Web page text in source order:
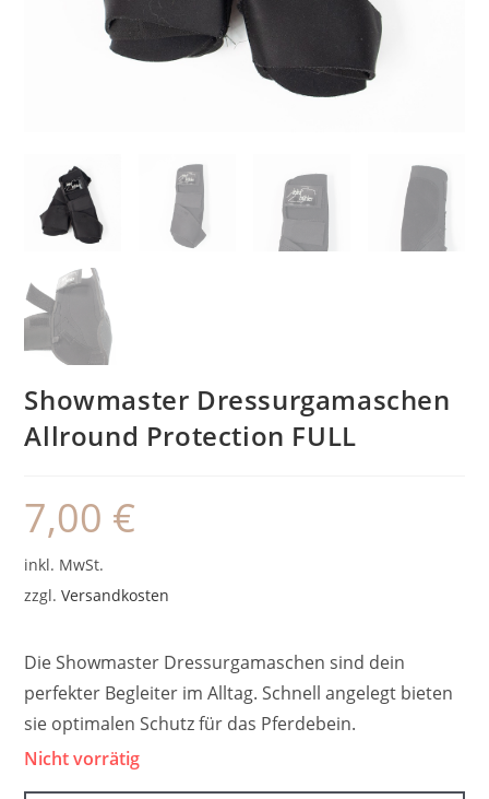
Showmaster Dressurgamaschen
Allround Protection FULL
7,00 €
inkl. MwSt.
zzgl.Versandkosten
Die Showmaster Dressurgamaschen sind dein
perfekter Begleiter im Alltag. Schnell angelegt bieten
sie optimalen Schutz für das Pferdebein.
Nicht vorrätig